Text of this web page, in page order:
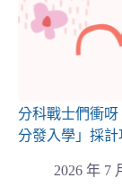
分科戰士們衝呀
分發入學」採計
2026 年 7